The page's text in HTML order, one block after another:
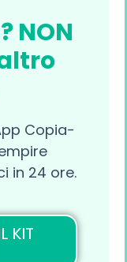
NON
Copia-
in 24 ore.
KIT